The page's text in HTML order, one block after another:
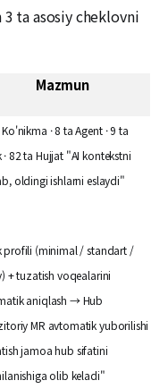
ta asosiy cheklovni
Mazmun
· 8 ta Agent · 9 ta
82 ta Hujjat "AI kontekstni
oldingi ishlarni eslaydi"
profili (minimal / standart /
+ tuzatish voqealarini
aniqlash → Hub
MR avtomatik yuborilishi
jamoa hub sifatini
olib keladi"